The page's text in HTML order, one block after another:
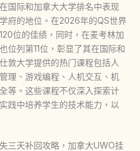
国际和加拿大大学排名中表现
府的地位。在2026年的QS世界
位的佳绩，同时，在麦考林加
位列第11位，彰显了其在国际和
敦大学提供的热门课程包括人
理、游戏编程、人机交互、机
等。这些课程不仅深入探索计
践中培养学生的技术能力，以
三天补回攻略，加拿大UWO挂